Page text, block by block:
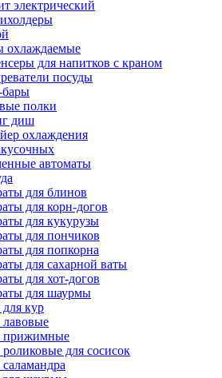
электрический
охлаждаемые
для напитков с краном
посуды
бары
полки
диш
охлаждения
автоматы
для блинов
для корн-догов
для кукурузы
для пончиков
для попкорна
для сахарной ваты
для хот-догов
для шаурмы
кур
прижимные
для сосисок